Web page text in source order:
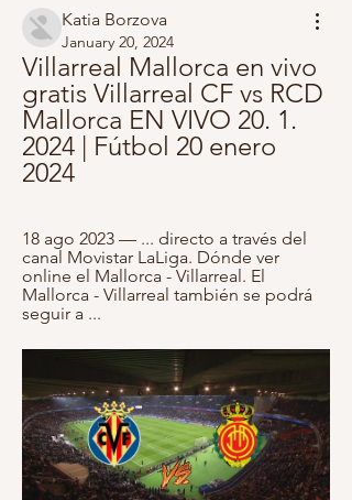
Katia Borzova
January 20, 2024
Villarreal Mallorca en vivo
gratis Villarreal CF vs RCD
Mallorca EN VIVO 20. 1.
2024 | Fútbol 20 enero
2024
18 ago 2023 — ... directo a través del
canal Movistar LaLiga. Dónde ver
online el Mallorca - Villarreal. El
Mallorca - Villarreal también se podrá
seguir a ...